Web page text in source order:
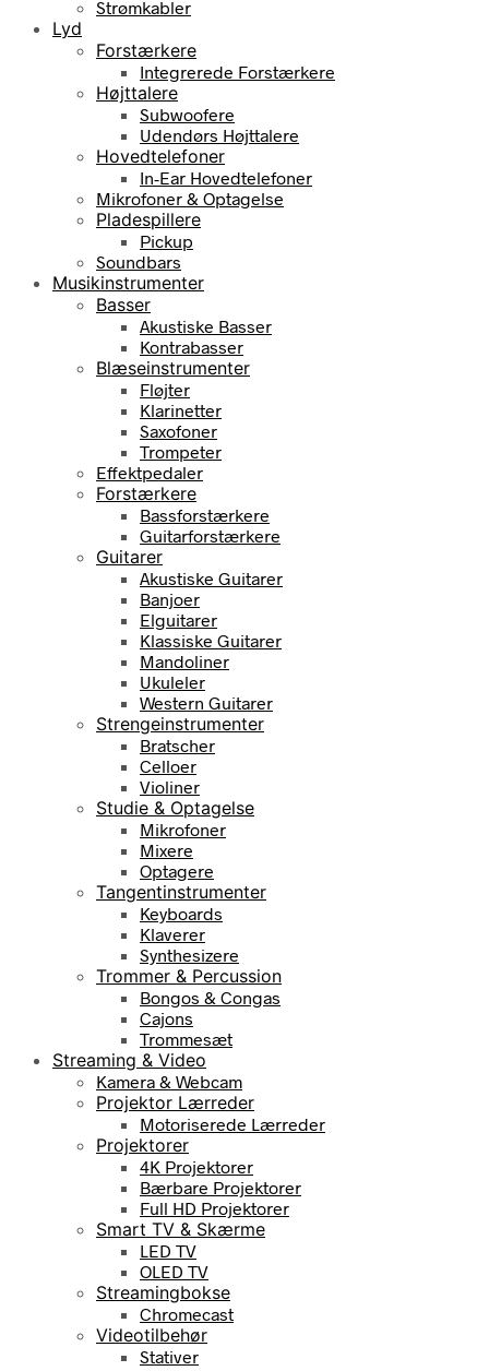
Strømkabler
Lyd
Forstærkere
Integrerede Forstærkere
Højttalere
Subwoofere
Udendørs Højttalere
Hovedtelefoner
In-Ear Hovedtelefoner
Mikrofoner & Optagelse
Pladespillere
Pickup
Soundbars
Musikinstrumenter
Basser
Akustiske Basser
Kontrabasser
Blæseinstrumenter
Fløjter
Klarinetter
Saxofoner
Trompeter
Effektpedaler
Forstærkere
Bassforstærkere
Guitarforstærkere
Guitarer
Akustiske Guitarer
Banjoer
Elguitarer
Klassiske Guitarer
Mandoliner
Ukuleler
Western Guitarer
Strengeinstrumenter
Bratscher
Celloer
Violiner
Studie & Optagelse
Mikrofoner
Mixere
Optagere
Tangentinstrumenter
Keyboards
Klaverer
Synthesizere
Trommer & Percussion
Bongos & Congas
Cajons
Trommesæt
Streaming & Video
Kamera & Webcam
Projektor Lærreder
Motoriserede Lærreder
Projektorer
4K Projektorer
Bærbare Projektorer
Full HD Projektorer
Smart TV & Skærme
LED TV
OLED TV
Streamingbokse
Chromecast
Videotilbehør
Stativer